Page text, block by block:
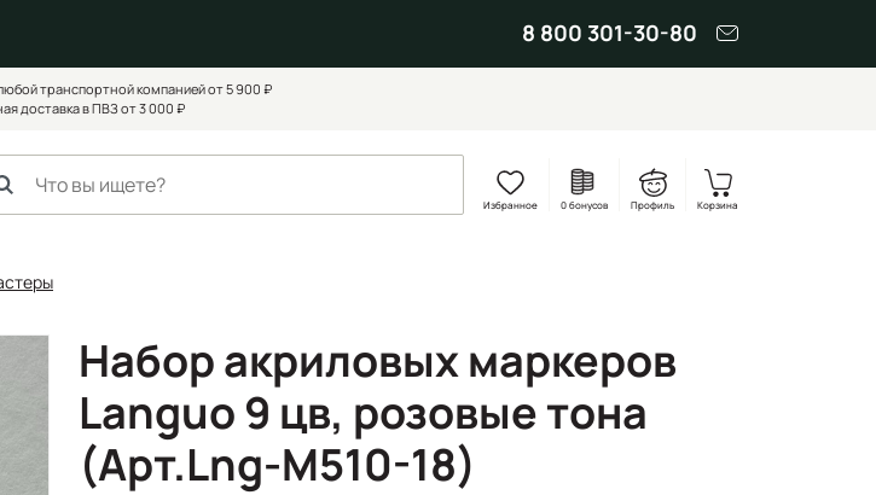
8 800 301-30-80
транспортной компанией от 5 900 ₽
доставка в ПВЗ от 3 000 ₽
Избранное 0 бонусов Профиль Корзина
Набор акриловых маркеров
Languo 9 цв, розовые тона
(Арт.Lng-M510-18)